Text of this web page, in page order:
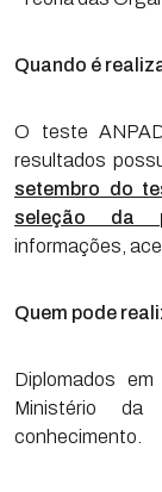
Quando é
O teste
resultados
setembro do
seleção da
informações,
Quem pode
Diplomados
Ministério
conhecimento.